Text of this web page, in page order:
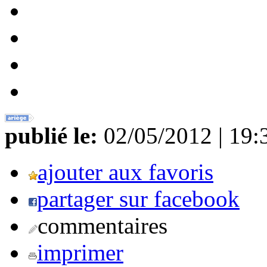
publié le: 02/05/2012 |
ajouter aux favoris
partager sur facebook
commentaires
imprimer